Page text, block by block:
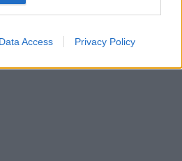
Data Access Privacy Policy